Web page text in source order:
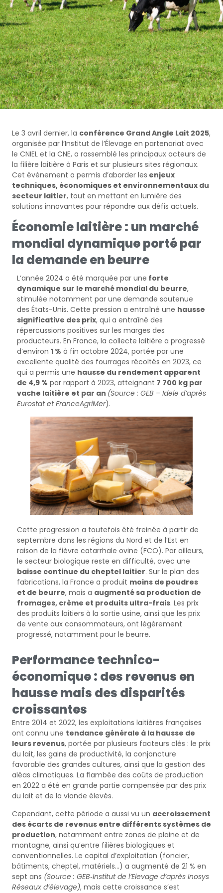
Le 3 avril dernier, la conférence Grand Angle Lait 2025,
organisée par l’Institut de l’Élevage en partenariat avec
le CNIEL et la CNE, a rassemblé les principaux acteurs de
la filière laitière à Paris et sur plusieurs sites régionaux.
Cet événement a permis d’aborder les enjeux
techniques, économiques et environnementaux du
secteur laitier, tout en mettant en lumière des
solutions innovantes pour répondre aux défis actuels.
Économie laitière : un marché
mondial dynamique porté par
la demande en beurre
L’année 2024 a été marquée par une forte
dynamique sur le marché mondial du beurre,
stimulée notamment par une demande soutenue
des États-Unis. Cette pression a entraîné une hausse
significative des prix, qui a entraîné des
répercussions positives sur les marges des
producteurs. En France, la collecte laitière a progressé
d’environ 1 % à fin octobre 2024, portée par une
excellente qualité des fourrages récoltés en 2023, ce
qui a permis une hausse du rendement apparent
de 4,9 % par rapport à 2023, atteignant 7 700 kg par
vache laitière et par an (Source : GEB – Idele d’après
Eurostat et FranceAgriMer).
Cette progression a toutefois été freinée à partir de
septembre dans les régions du Nord et de l’Est en
raison de la fièvre catarrhale ovine (FCO). Par ailleurs,
le secteur biologique reste en difficulté, avec une
baisse continue du cheptel laitier. Sur le plan des
fabrications, la France a produit moins de poudres
et de beurre, mais a augmenté sa production de
fromages, crème et produits ultra-frais. Les prix
des produits laitiers à la sortie usine, ainsi que les prix
de vente aux consommateurs, ont légèrement
progressé, notamment pour le beurre.
Performance technico-
économique : des revenus en
hausse mais des disparités
croissantes
Entre 2014 et 2022, les exploitations laitières françaises
ont connu une tendance générale à la hausse de
leurs revenus, portée par plusieurs facteurs clés : le prix
du lait, les gains de productivité, la conjoncture
favorable des grandes cultures, ainsi que la gestion des
aléas climatiques. La flambée des coûts de production
en 2022 a été en grande partie compensée par des prix
du lait et de la viande élevés.
Cependant, cette période a aussi vu un accroissement
des écarts de revenus entre différents systèmes de
production, notamment entre zones de plaine et de
montagne, ainsi qu’entre filières biologiques et
conventionnelles. Le capital d’exploitation (foncier,
bâtiments, cheptel, matériels…) a augmenté de 21 % en
sept ans (Source : GEB‐Institut de l’Elevage d’après Inosys
Réseaux d’élevage), mais cette croissance s’est